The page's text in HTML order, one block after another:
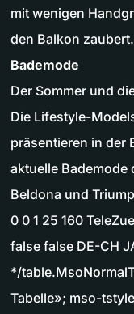
mit wenigen
den Balkon zaubert.
Bademode
Der Sommer und
Die Lifestyle-
präsentieren in der
aktuelle Bademode
Beldona und
0 0 1 25 160
false false DE-CH
*/
Tabelle»; mso-